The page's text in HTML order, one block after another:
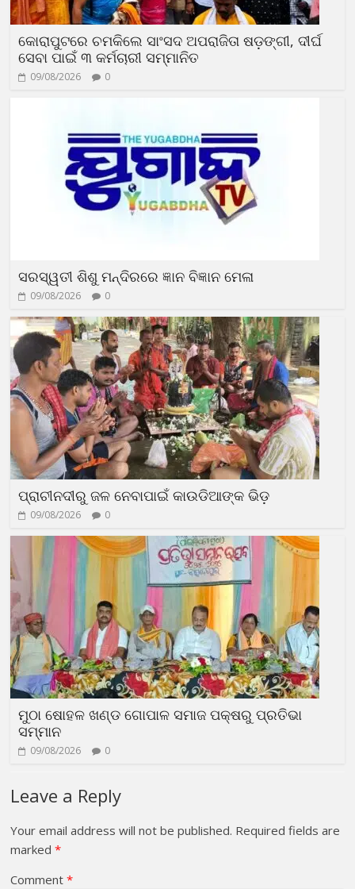
କୋରାପୁଟରେ ଚମକିଲେ ସାଂସଦ ଅପରାଜିତା ଷଡ଼ଙ୍ଗୀ, ଦୀର୍ଘ
ସେବା ପାଇଁ ୩ କର୍ମଚାରୀ ସମ୍ମାନିତ
09/08/2026 0
ସରସ୍ୱତୀ ଶିଶୁ ମନ୍ଦିରରେ ଜ୍ଞାନ ବିଜ୍ଞାନ ମେଳା
09/08/2026 0
ପ୍ରାଚୀନଦୀରୁ ଜଳ ନେବାପାଇଁ କାଉଡିଆଙ୍କ ଭିଡ଼
09/08/2026 0
ମୁଠା ଷୋହଳ ଖଣ୍ଡ ଗୋପାଳ ସମାଜ ପକ୍ଷରୁ ପ୍ରତିଭା
ସମ୍ମାନ
09/08/2026 0
Leave a Reply
Your email address will not be published. Required fields are
marked*
Comment*